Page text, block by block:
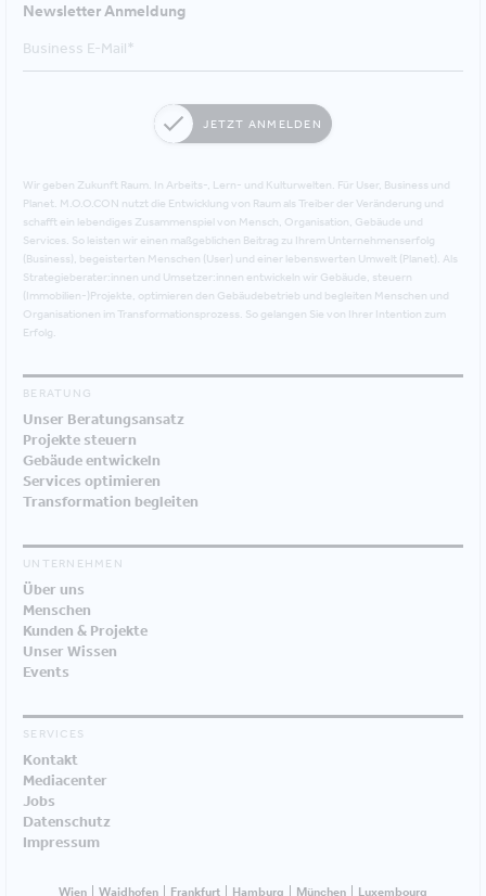
Newsletter Anmeldung
JETZT ANMELDEN
Wir geben Zukunft Raum. In Arbeits-, Lern- und Kulturwelten. Für User, Business und
Planet. M.O.O.CON nutzt die Entwicklung von Raum als Treiber der Veränderung und
schafft ein lebendiges Zusammenspiel von Mensch, Organisation, Gebäude und
Services. So leisten wir einen maßgeblichen Beitrag zu Ihrem Unternehmenserfolg
(Business), begeisterten Menschen (User) und einer lebenswerten Umwelt (Planet). Als
Strategieberater:innen und Umsetzer:innen entwickeln wir Gebäude, steuern
(Immobilien-)Projekte, optimieren den Gebäudebetrieb und begleiten Menschen und
Organisationen im Transformationsprozess. So gelangen Sie von Ihrer Intention zum
Erfolg.
BERATUNG
Unser Beratungsansatz
Projekte steuern
Gebäude entwickeln
Services optimieren
Transformation begleiten
UNTERNEHMEN
Über uns
Menschen
Kunden & Projekte
Unser Wissen
Events
SERVICES
Kontakt
Mediacenter
Jobs
Datenschutz
Impressum
Wien Waidhofen Frankfurt Hamburg München Luxembourg